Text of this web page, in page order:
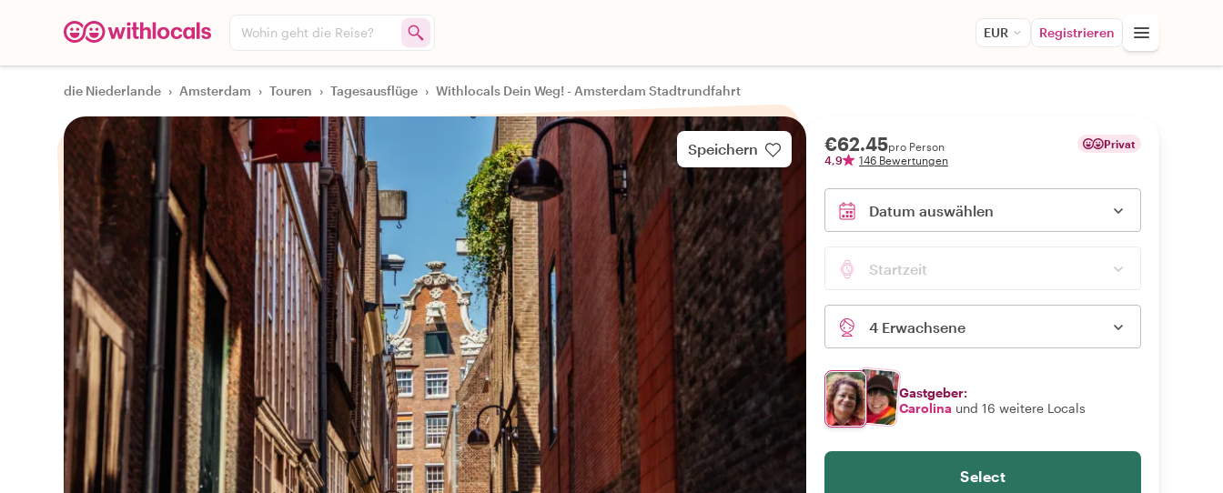
Wohin geht die Reise? EUR Registrieren
die Niederlande › Amsterdam › Touren › Tagesausflüge › Withlocals Dein Weg! - Amsterdam Stadtrundfahrt
Speichern €62.45pro Person
4,9
146 Bewertungen
Privat
Datum auswählen
Startzeit
4 Erwachsene
Gastgeber:
Carolina und 16 weitere Locals
Select